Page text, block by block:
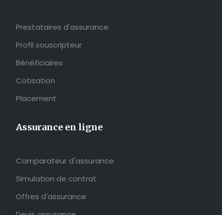
Prestataires d'assurance
Profil souscripteur
Bénéficiaires
Cotisation
Placement
Assurance en ligne
Comparateur d'assurance
Simulation de contrat
Offres d'assurance